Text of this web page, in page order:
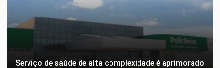
Serviço de saúde de alta complexidade é aprimorado